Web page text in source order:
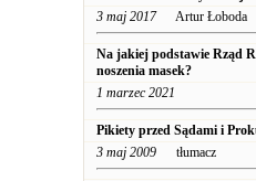
3 maj 2017Artur Łoboda
Na jakiej podstawie Rząd
noszenia masek?
1 marzec 2021
Pikiety przed Sądami i
3 maj 2009 tłumacz